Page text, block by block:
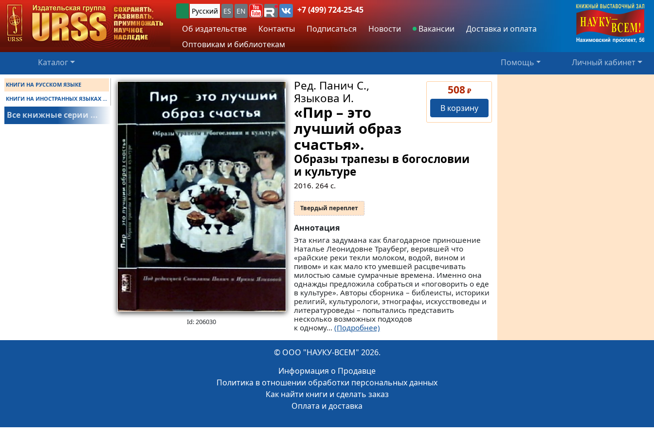
Русский ES EN
+7 (499) 724-25-45
Об издательстве
Контакты Подписаться Новости Вакансии
Доставка и оплата
Оптовикам и библиотекам
Каталог
Помощь Личный кабинет
КНИГИ НА РУССКОМ ЯЗЫКЕ
КНИГИ НА ИНОСТРАННЫХ ЯЗЫКАХ ...
Все книжные серии ...
Id: 206030
508₽
В корзину
Ред. Панич С.,
Языкова И.
«Пир – это
лучший образ
счастья».
Образы трапезы в богословии
и культуре
2016. 264с.
Твердый переплет
Аннотация
Эта книга задумана как благодарное приношение
Наталье Леонидовне Трауберг, верившей что
«райские реки текли молоком, водой, вином и
пивом» и как мало кто умевшей расцвечивать
милостью самые сумрачные времена. Именно она
однажды предложила собраться и «поговорить о еде
в культуре». Авторы сборника – библеисты, историки
религий, культурологи, этнографы, искусствоведы и
литературоведы – попытались представить
несколько возможных подходов
к одному... (Подробнее)
© ООО "НАУКУ-ВСЕМ" 2026.
Информация о Продавце
Политика в отношении обработки персональных данных
Как найти книги и сделать заказ
Оплата и доставка